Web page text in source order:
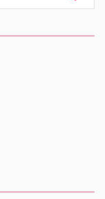
& ORDER』の脚本家
オフ作品『LAW &